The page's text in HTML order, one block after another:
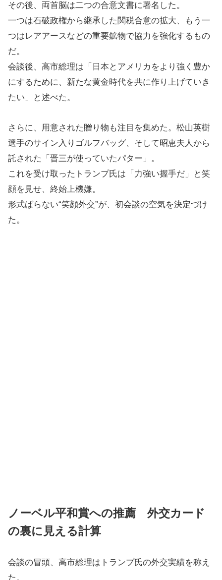
その後、両首脳は二つの合意文書に署名した。
一つは石破政権から継承した関税合意の拡大、もう一
つはレアアースなどの重要鉱物で協力を強化するもの
だ。
会談後、高市総理は「日本とアメリカをより強く豊か
にするために、新たな黄金時代を共に作り上げていき
たい」と述べた。
さらに、用意された贈り物も注目を集めた。松山英樹
選手のサイン入りゴルフバッグ、そして昭恵夫人から
託された「晋三が使っていたパター」。
これを受け取ったトランプ氏は「力強い握手だ」と笑
顔を見せ、終始上機嫌。
形式ばらない“笑顔外交”が、初会談の空気を決定づけ
た。
ノーベル平和賞への推薦 外交カード
の裏に見える計算
会談の冒頭、高市総理はトランプ氏の外交実績を称え
た。